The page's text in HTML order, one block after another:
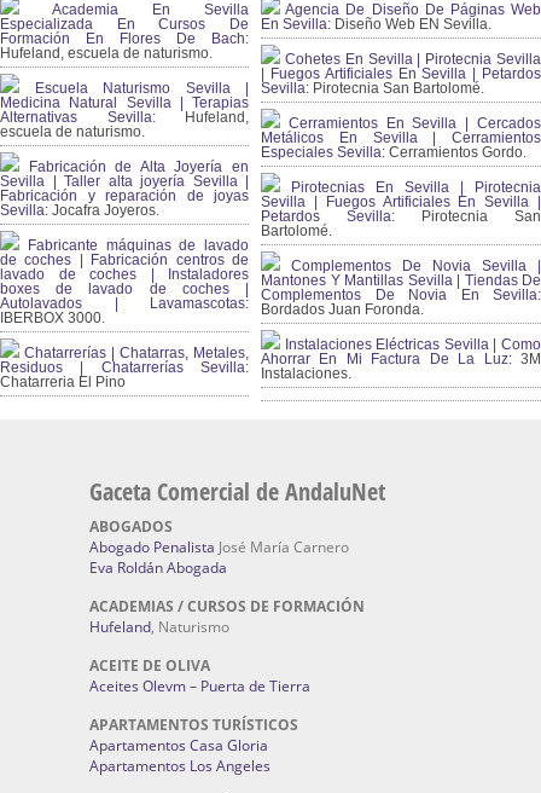
Academia En Sevilla
Especializada En Cursos De
Formación En Flores De Bach:
Hufeland, escuela de naturismo.
Escuela Naturismo Sevilla |
Medicina Natural Sevilla | Terapias
Alternativas Sevilla: Hufeland,
escuela de naturismo.
Fabricación de Alta Joyería en
Sevilla | Taller alta joyería Sevilla |
Fabricación y reparación de joyas
Sevilla: Jocafra Joyeros.
Fabricante máquinas de lavado
de coches | Fabricación centros de
lavado de coches | Instaladores
boxes de lavado de coches |
Autolavados | Lavamascotas:
IBERBOX 3000.
Chatarrerías | Chatarras, Metales,
Residuos | Chatarrerías Sevilla:
Chatarreria El Pino
Agencia De Diseño De Páginas Web
En Sevilla: Diseño Web EN Sevilla.
Cohetes En Sevilla | Pirotecnia Sevilla
| Fuegos Artificiales En Sevilla | Petardos
Sevilla: Pirotecnia San Bartolomé.
Cerramientos En Sevilla | Cercados
Metálicos En Sevilla | Cerramientos
Especiales Sevilla: Cerramientos Gordo.
Pirotecnias En Sevilla | Pirotecnia
Sevilla | Fuegos Artificiales En Sevilla |
Petardos Sevilla: Pirotecnia San
Bartolomé.
Complementos De Novia Sevilla |
Mantones Y Mantillas Sevilla | Tiendas De
Complementos De Novia En Sevilla:
Bordados Juan Foronda.
Instalaciones Eléctricas Sevilla | Como
Ahorrar En Mi Factura De La Luz:3M
Instalaciones.
Gaceta Comercial de AndaluNet
ABOGADOS
Abogado Penalista José María Carnero
Eva Roldán Abogada
ACADEMIAS / CURSOS DE FORMACIÓN
Hufeland, Naturismo
ACEITE DE OLIVA
Aceites Olevm – Puerta de Tierra
APARTAMENTOS TURÍSTICOS
Apartamentos Casa Gloria
Apartamentos Los Angeles